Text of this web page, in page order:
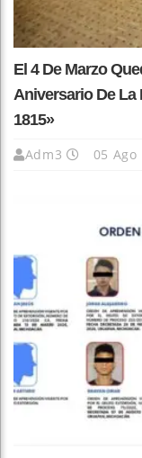
El 4 De Marzo
Aniversario De La
1815»
Adm3 05 Ago